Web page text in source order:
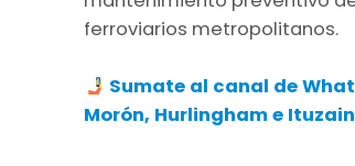
ferroviarios metropolitanos.
Sumate al canal de
Morón, Hurlingham e